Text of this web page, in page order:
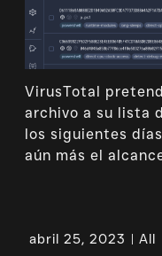
VirusTotal
archivo a su lista
los siguientes
aún más el
abril 25, 2023 All